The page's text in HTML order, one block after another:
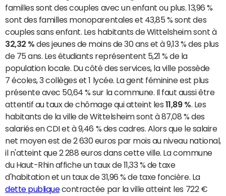
familles sont des couples avec un enfant ou plus. 13,96 %
sont des familles monoparentales et 43,85 % sont des
couples sans enfant. Les habitants de Wittelsheim sont à
32,32 % des jeunes de moins de 30 ans et à 9,13 % des plus
de 75 ans. Les étudiants représentent 5,21 % de la
population locale. Du côté des services, la ville possède
7 écoles, 3 collèges et 1 lycée. La gent féminine est plus
présente avec 50,64 % sur la commune. Il faut aussi être
attentif au taux de chômage qui atteint les 11,89 % . Les
habitants de la ville de Wittelsheim sont à 87,08 % des
salariés en CDI et à 9,46 % des cadres. Alors que le salaire
net moyen est de 2 630 euros par mois au niveau national,
il n'atteint que 2 288 euros dans cette ville. La commune
du Haut-Rhin affiche un taux de 11,33 % de taxe
d'habitation et un taux de 31,96 % de taxe foncière. La
dette publiquecontractée par la ville atteint les 722 €